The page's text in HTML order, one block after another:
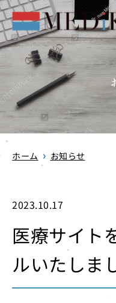
ホーム お知らせ
2023.10.17
医療サイト
ルいたしま